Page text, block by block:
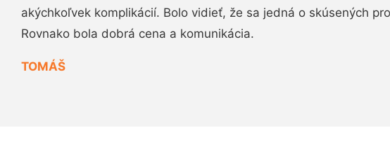
akýchkoľvek komplikácií. Bolo vidieť, že sa jedná o skúsených
Rovnako bola dobrá cena a komunikácia.
TOMÁŠ